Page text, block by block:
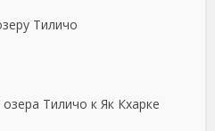
Тиличо
Тиличо к Як Кхарке